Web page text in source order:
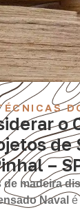
o
de
–
de madeira
Naval é